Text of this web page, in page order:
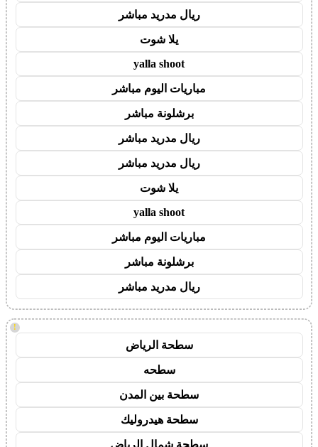
ريال مدريد مباشر
يلا شوت
yalla shoot
مباريات اليوم مباشر
برشلونة مباشر
ريال مدريد مباشر
ريال مدريد مباشر
يلا شوت
yalla shoot
مباريات اليوم مباشر
برشلونة مباشر
ريال مدريد مباشر
!
سطحة الرياض
سطحه
سطحة بين المدن
سطحة هيدروليك
سطحة شمال الرياض